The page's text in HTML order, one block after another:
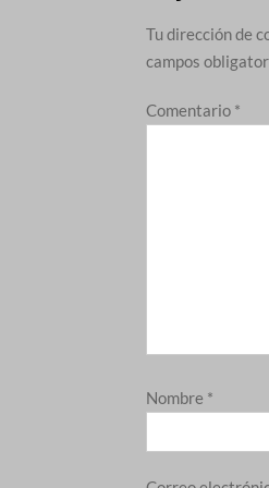
Tu dirección de
campos
Comentario *
Nombre *